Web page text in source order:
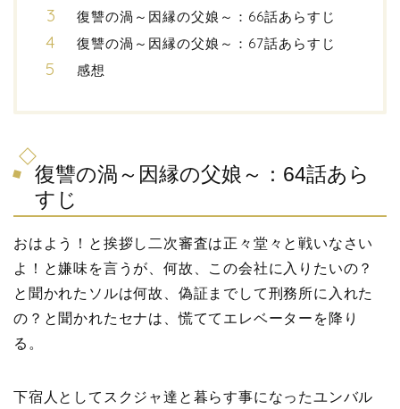
復讐の渦～因縁の父娘～：66話あらすじ
復讐の渦～因縁の父娘～：67話あらすじ
感想
復讐の渦～因縁の父娘～：64話あら
すじ
おはよう！と挨拶し二次審査は正々堂々と戦いなさい
よ！と嫌味を言うが、何故、この会社に入りたいの？
と聞かれたソルは何故、偽証までして刑務所に入れた
の？と聞かれたセナは、慌ててエレベーターを降り
る。
下宿人としてスクジャ達と暮らす事になったユンバル